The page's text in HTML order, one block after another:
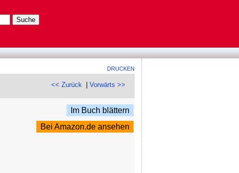
DRUCKEN
<< Zurück |Vorwärts >>
Im Buch blättern
Bei Amazon.de ansehen